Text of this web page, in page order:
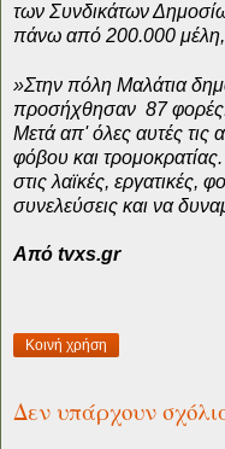
των Συνδικάτων
πάνω από 200.000 μέλη,
»Στην πόλη Μαλάτια
προσήχθησαν 87 φορές.
Μετά απ' όλες αυτές τις
φόβου και
στις λαϊκές, εργατικές,
συνελεύσεις και να
Από tvxs.gr
Κοινή χρήση
Δεν υπάρχουν